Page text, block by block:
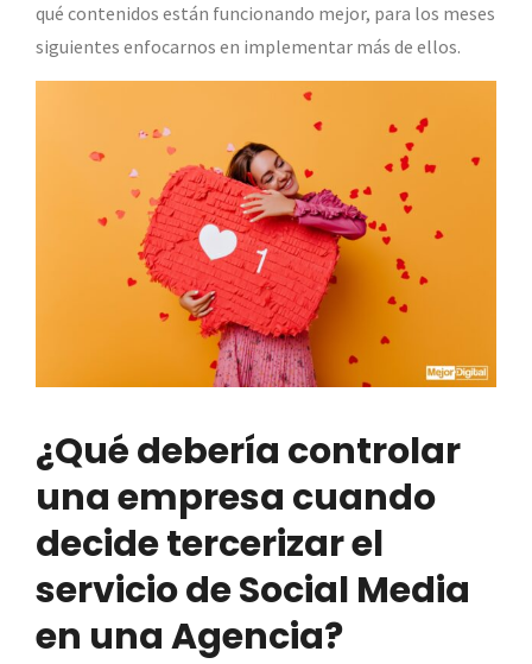
qué contenidos están funcionando mejor, para los meses
siguientes enfocarnos en implementar más de ellos.
¿Qué debería controlar
una empresa cuando
decide tercerizar el
servicio de Social Media
en una Agencia?